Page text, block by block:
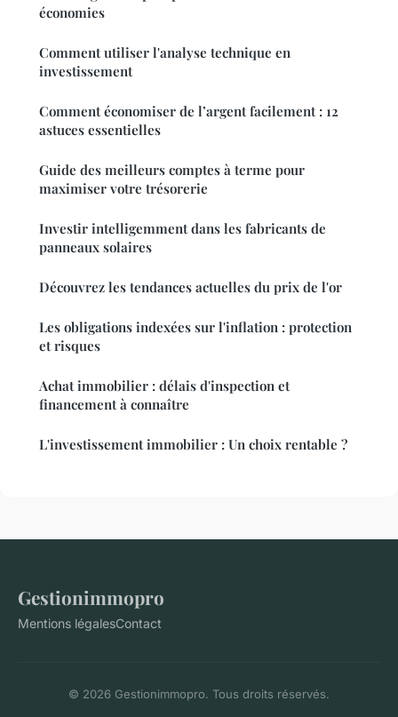
économies
Comment utiliser l'analyse technique en
investissement
Comment économiser de l’argent facilement : 12
astuces essentielles
Guide des meilleurs comptes à terme pour
maximiser votre trésorerie
Investir intelligemment dans les fabricants de
panneaux solaires
Découvrez les tendances actuelles du prix de l'or
Les obligations indexées sur l'inflation : protection
et risques
Achat immobilier : délais d'inspection et
financement à connaître
L'investissement immobilier : Un choix rentable ?
Gestionimmopro
Mentions légalesContact
© 2026 Gestionimmopro. Tous droits réservés.